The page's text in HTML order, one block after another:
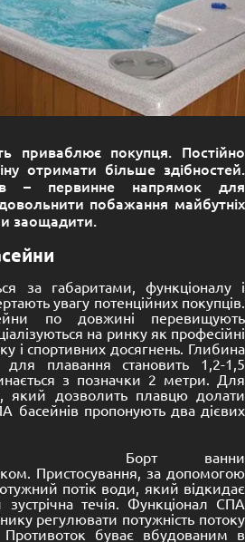
приваблює покупця. Постійно
отримати більше здібностей.
– первинне напрямок для
побажання майбутніх
заощадити.
за габаритами, функціоналу і
увагу потенційних покупців.
по довжині перевищують
на ринку як професійні
і спортивних досягнень. Глибина
для плавання становить 1,2-1,5
з позначки 2 метри. Для
який дозволить плавцю долати
басейнів пропонують два дієвих
Борт ванни
Пристосування, за допомогою
потік води, який відкидає
течія. Функціонал СПА
регулювати потужність потоку
буває вбудованим в